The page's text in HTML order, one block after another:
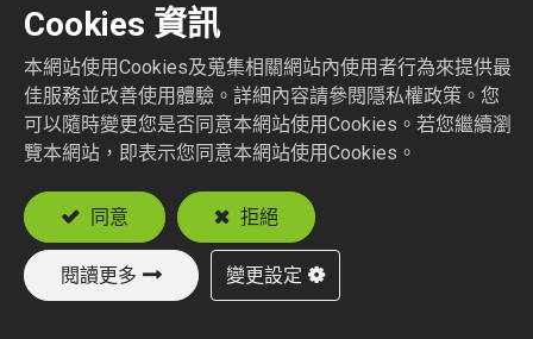
Cookies 資訊
本網站使用Cookies及蒐集相關網站內使用者行為來提供最
佳服務並改善使用體驗。詳細內容請參閱隱私權政策。您
可以隨時變更您是否同意本網站使用Cookies。若您繼續瀏
覽本網站，即表示您同意本網站使用Cookies。
同意 拒絕
閱讀更多 變更設定